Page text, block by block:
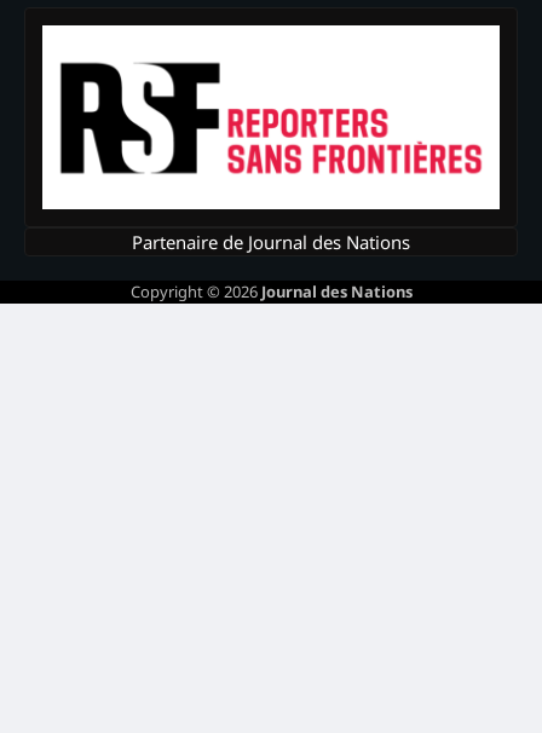
Partenaire de Journal des Nations
Copyright © 2026 Journal des Nations